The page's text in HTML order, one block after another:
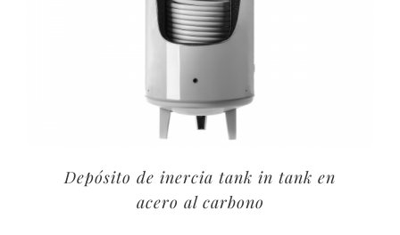
Depósito de inercia tank in tank en
acero al carbono